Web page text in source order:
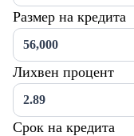
Размер на кредита
Лихвен процент
Срок на кредита